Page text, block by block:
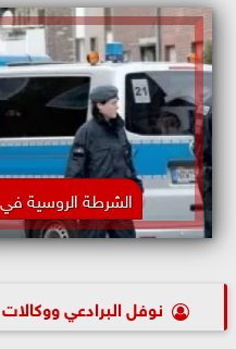
الشرطة الروسية
نوفل البرادعي ووكالات